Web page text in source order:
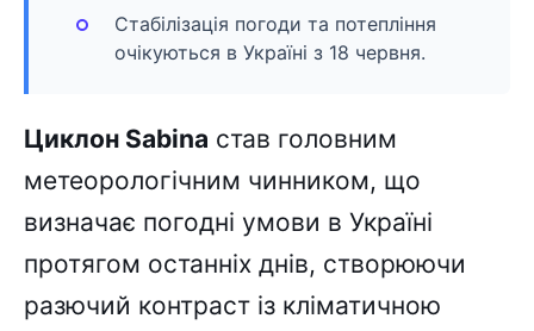
Стабілізація погоди та потепління
очікуються в Україні з 18 червня.
Циклон Sabina став головним
метеорологічним чинником, що
визначає погодні умови в Україні
протягом останніх днів, створюючи
разючий контраст із кліматичною